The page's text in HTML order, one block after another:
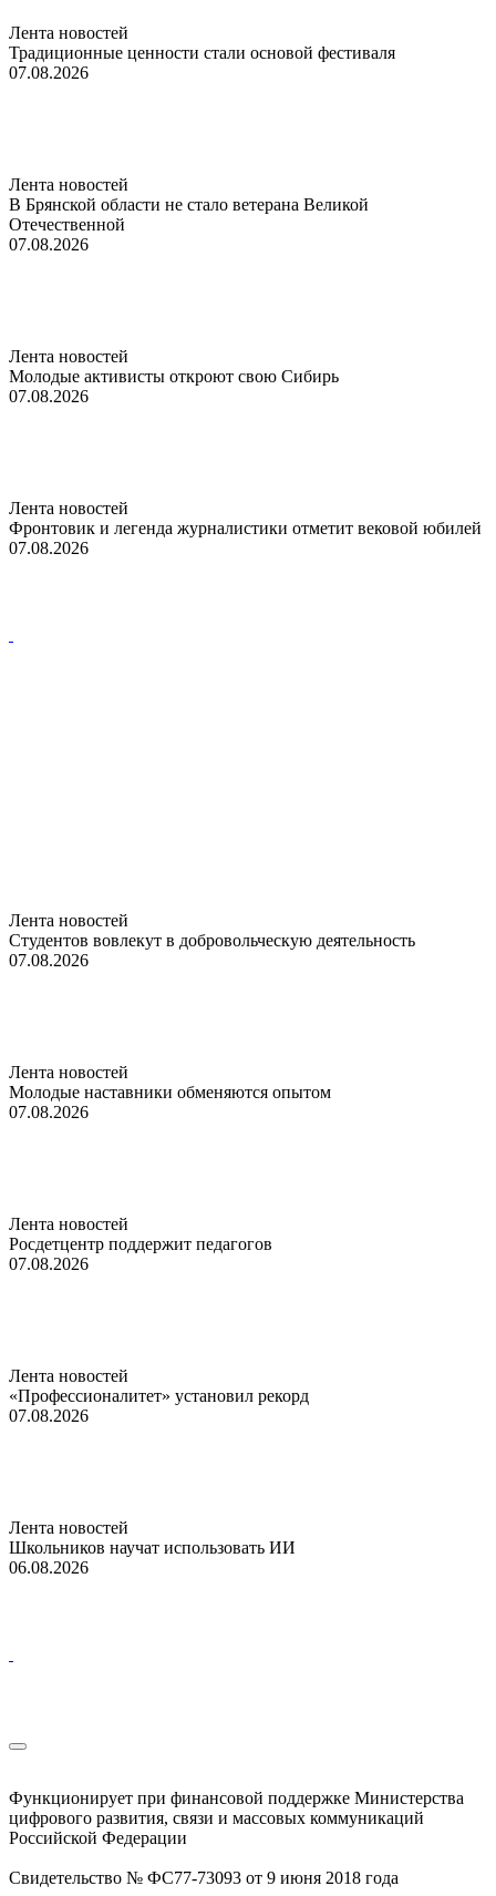
Лента новостей
Традиционные ценности стали основой фестиваля
07.08.2026
Лента новостей
В Брянской области не стало ветерана Великой
Отечественной
07.08.2026
Лента новостей
Молодые активисты откроют свою Сибирь
07.08.2026
Лента новостей
Фронтовик и легенда журналистики отметит вековой юбилей
07.08.2026
Лента новостей
Студентов вовлекут в добровольческую деятельность
07.08.2026
Лента новостей
Молодые наставники обменяются опытом
07.08.2026
Лента новостей
Росдетцентр поддержит педагогов
07.08.2026
Лента новостей
«Профессионалитет» установил рекорд
07.08.2026
Лента новостей
Школьников научат использовать ИИ
06.08.2026
Функционирует при финансовой поддержке Министерства
цифрового развития, связи и массовых коммуникаций
Российской Федерации
Свидетельство № ФС77-73093 от 9 июня 2018 года